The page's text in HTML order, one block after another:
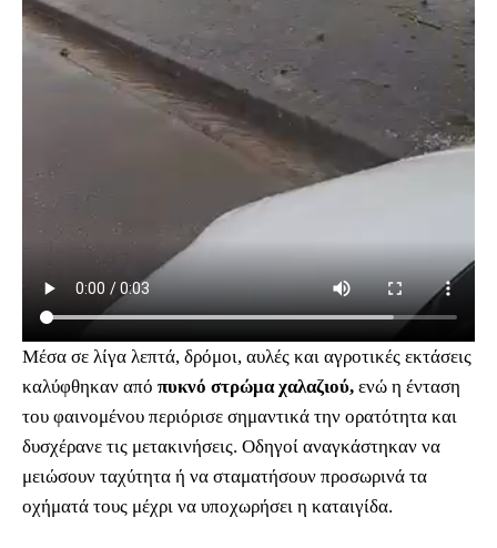
Μέσα σε λίγα λεπτά, δρόμοι, αυλές και αγροτικές εκτάσεις
καλύφθηκαν από πυκνό στρώμα χαλαζιού, ενώ η ένταση
του φαινομένου περιόρισε σημαντικά την ορατότητα και
δυσχέρανε τις μετακινήσεις. Οδηγοί αναγκάστηκαν να
μειώσουν ταχύτητα ή να σταματήσουν προσωρινά τα
οχήματά τους μέχρι να υποχωρήσει η καταιγίδα.